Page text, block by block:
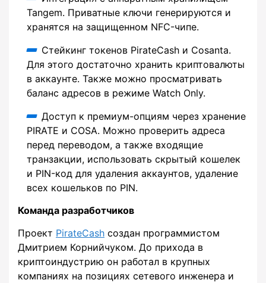
Tangem. Приватные ключи генерируются и
хранятся на защищенном NFC-чипе.
Стейкинг токенов PirateCash и Cosanta.
Для этого достаточно хранить криптовалюты
в аккаунте. Также можно просматривать
баланс адресов в режиме Watch Only.
Доступ к премиум-опциям через хранение
PIRATE и COSA. Можно проверить адреса
перед переводом, а также входящие
транзакции, использовать скрытый кошелек
и PIN-код для удаления аккаунтов, удаление
всех кошельков по PIN.
Команда разработчиков
Проект PirateCash создан программистом
Дмитрием Корнийчуком. До прихода в
криптоиндустрию он работал в крупных
компаниях на позициях сетевого инженера и